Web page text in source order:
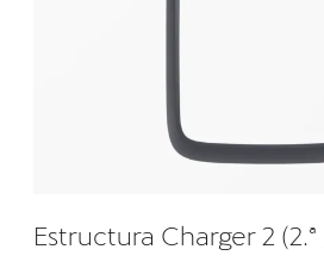
Estructura Charger 2